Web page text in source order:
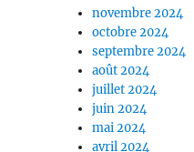
novembre 2024
octobre 2024
septembre 2024
août 2024
juillet 2024
juin 2024
mai 2024
avril 2024